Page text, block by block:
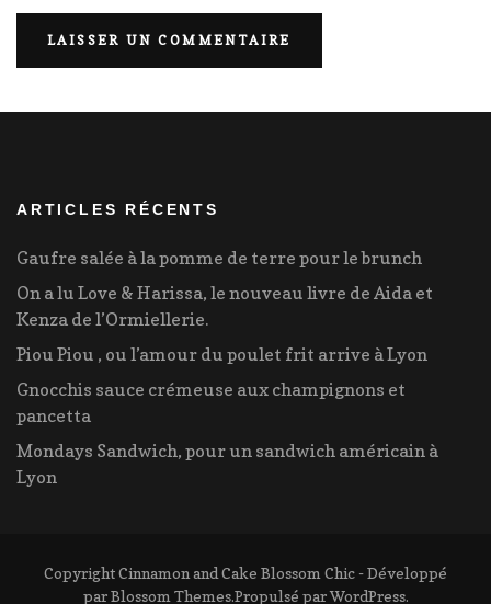
ARTICLES RÉCENTS
Gaufre salée à la pomme de terre pour le brunch
On a lu Love & Harissa, le nouveau livre de Aida et
Kenza de l’Ormiellerie.
Piou Piou , ou l’amour du poulet frit arrive à Lyon
Gnocchis sauce crémeuse aux champignons et
pancetta
Mondays Sandwich, pour un sandwich américain à
Lyon
Copyright Cinnamon and Cake Blossom Chic - Développé
parBlossom Themes.Propulsé parWordPress.